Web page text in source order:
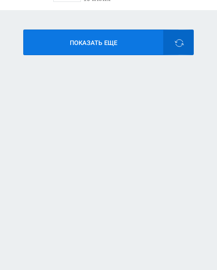
ПОКАЗАТЬ ЕЩЕ